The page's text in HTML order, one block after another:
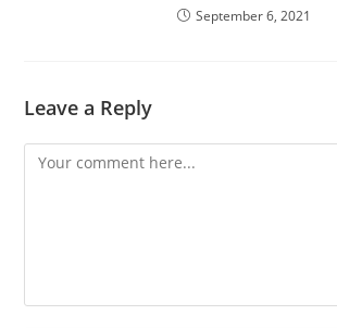
September 6, 2021
Leave a Reply
Comment